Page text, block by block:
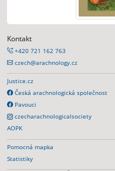
Kontakt
+420 721 162 763
czech@arachnology.cz
Justice.cz
Česká arachnologická společnost
Pavouci
czecharachnologicalsociety
AOPK
Pomocná mapka
Statistiky